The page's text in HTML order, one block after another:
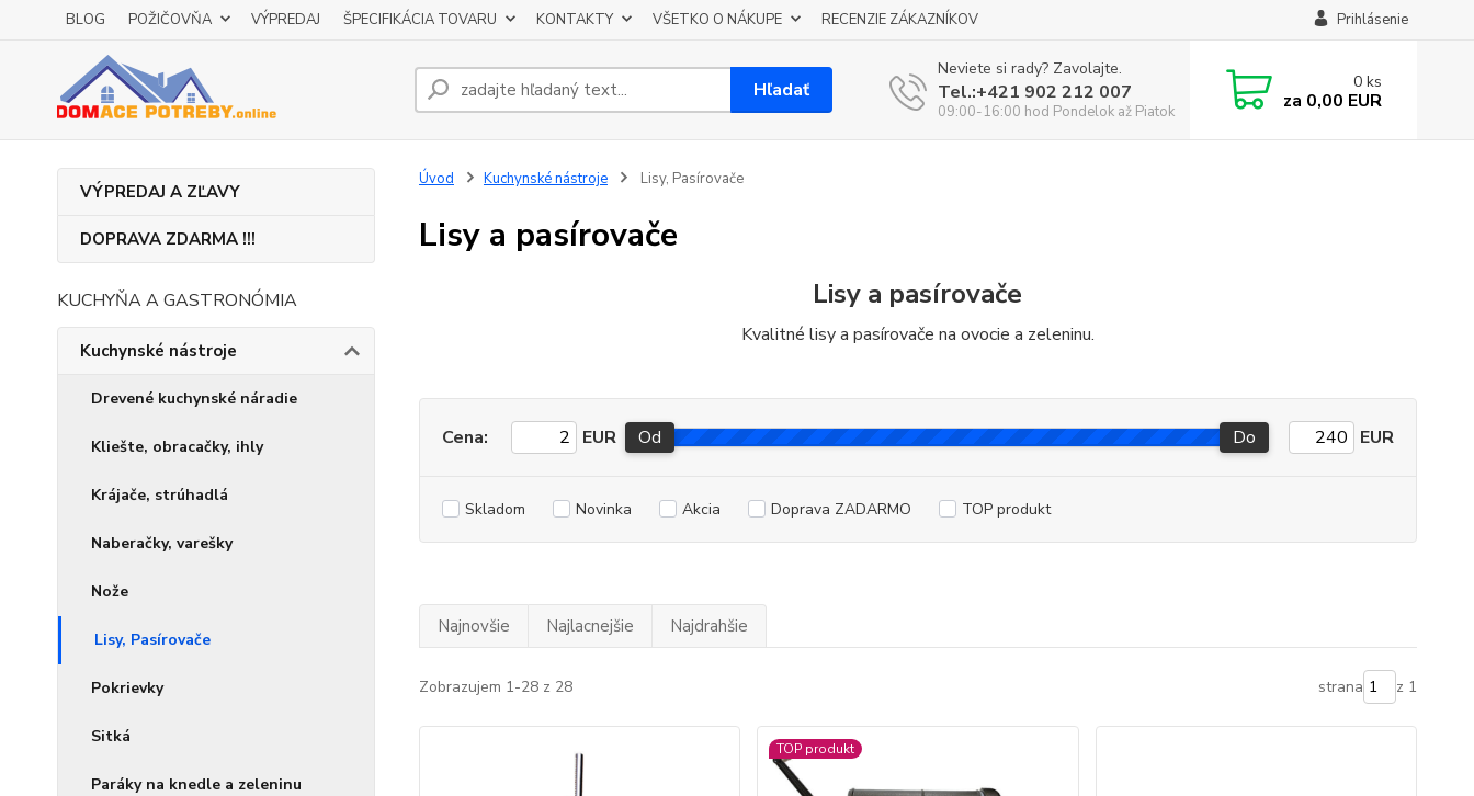
BLOG POŽIČOVŇA VÝPREDAJ ŠPECIFIKÁCIA TOVARU KONTAKTY VŠETKO O NÁKUPE RECENZIE ZÁKAZNÍKOV Prihlásenie
Hľadať
Neviete si rady? Zavolajte.
Tel.:+421 902 212 007
09:00-16:00 hod Pondelok až Piatok
0 ks
za 0,00 EUR
VÝPREDAJ A ZĽAVY
DOPRAVA ZDARMA !!!
KUCHYŇA A GASTRONÓMIA
Kuchynské nástroje
Drevené kuchynské náradie
Kliešte, obracačky, ihly
Krájače, strúhadlá
Naberačky, varešky
Nože
Lisy, Pasírovače
Pokrievky
Sitká
Paráky na knedle a zeleninu
Úvod Kuchynské nástroje Lisy, Pasírovače
Lisy a pasírovače
Lisy a pasírovače
Kvalitné lisy a pasírovače na ovocie a zeleninu.
Cena: EUR Od Do EUR
Skladom Novinka Akcia Doprava ZADARMO TOP produkt
Najnovšie Najlacnejšie Najdrahšie
Zobrazujem 1-28 z 28 strana z 1
TOP produkt